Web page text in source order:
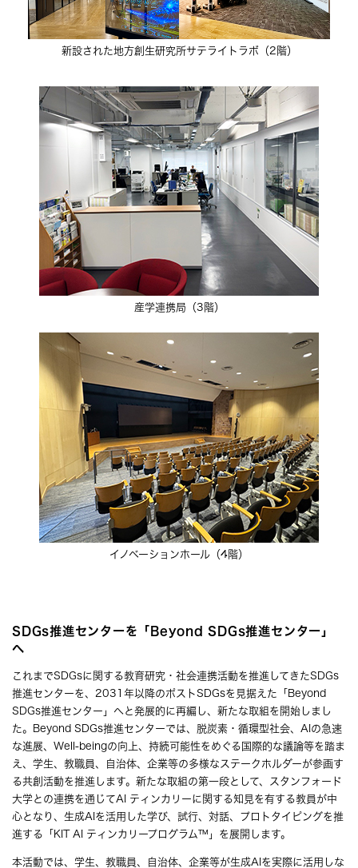
新設された地方創生研究所サテライトラボ（2階）
産学連携局（3階）
イノベーションホール（4階）
SDGs推進センターを「Beyond SDGs推進センター」
へ
これまでSDGsに関する教育研究・社会連携活動を推進してきたSDGs
推進センターを、2031年以降のポストSDGsを見据えた「Beyond
SDGs推進センター」へと発展的に再編し、新たな取組を開始しまし
た。Beyond SDGs推進センターでは、脱炭素・循環型社会、AIの急速
な進展、Well-beingの向上、持続可能性をめぐる国際的な議論等を踏ま
え、学生、教職員、自治体、企業等の多様なステークホルダーが参画す
る共創活動を推進します。新たな取組の第一段として、スタンフォード
大学との連携を通じてAI ティンカリーに関する知見を有する教員が中
心となり、生成AIを活用した学び、試行、対話、プロトタイピングを推
進する「KIT AI ティンカリープログラム™」を展開します。
本活動では、学生、教職員、自治体、企業等が生成AIを実際に活用しな